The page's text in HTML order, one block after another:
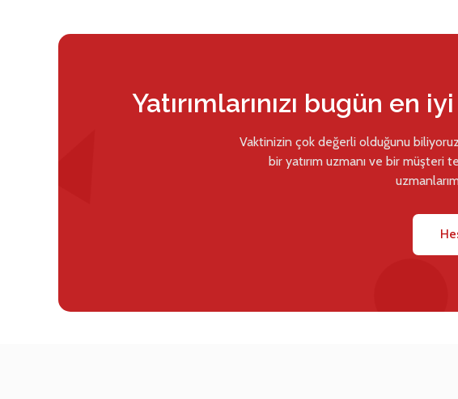
Yatırımlarınızı bugün en
Vaktinizin çok değerli olduğunu
bir yatırım uzmanı ve bir müşteri